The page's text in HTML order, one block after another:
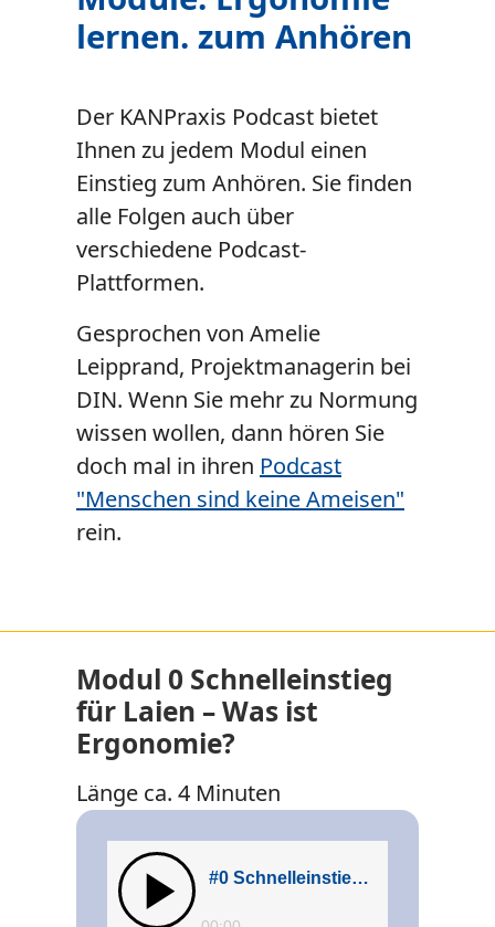
lernen. zum Anhören
Der KANPraxis Podcast bietet
Ihnen zu jedem Modul einen
Einstieg zum Anhören. Sie finden
alle Folgen auch über
verschiedene Podcast-
Plattformen.
Gesprochen von Amelie
Leipprand, Projektmanagerin bei
DIN. Wenn Sie mehr zu Normung
wissen wollen, dann hören Sie
doch mal in ihren Podcast
"Menschen sind keine Ameisen"
rein.
Modul 0 Schnelleinstieg
für Laien – Was ist
Ergonomie?
Länge ca. 4 Minuten